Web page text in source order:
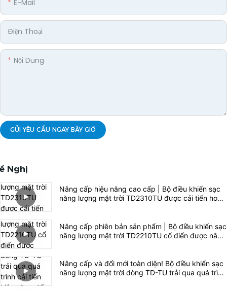
E-Mail
Điện Thoại
Nội Dung
GỬI YÊU CẦU NGAY BÂY GIỜ
Nghị
Nâng cấp hiệu năng cao cấp | Bộ điều khiển sạc
năng lượng mặt trời TD2310TU được cải tiến hoàn
Nâng cấp phiên bản sản phẩm | Bộ điều khiển sạc
năng lượng mặt trời TD2210TU cổ điển được nâng
Nâng cấp và đổi mới toàn diện! Bộ điều khiển sạc
năng lượng mặt trời dòng TD-TU trải qua quá trình